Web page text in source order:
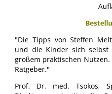
"Die Tipps von Steffen
und die Kinder sich selbst
großem praktischen
Ratgeber."
Prof. Dr. med. Tsokos,